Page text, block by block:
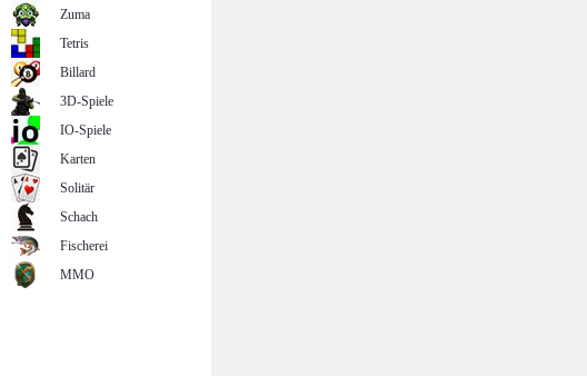
Zuma
Tetris
Billard
3D-Spiele
IO-Spiele
Karten
Solitär
Schach
Fischerei
MMO